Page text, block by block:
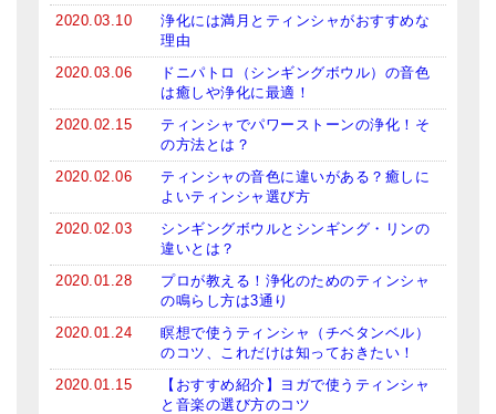
ビギナー講師・養成講座
アマナマナとは
About Us
メールお便り登録
LINEお友だち登録
特商法の表記
2020.03.10
浄化には満月とティンシャがおすすめな
理由
2020.03.06
ドニパトロ（シンギングボウル）の音色
は癒しや浄化に最適！
2020.02.15
ティンシャでパワーストーンの浄化！そ
の方法とは？
2020.02.06
ティンシャの音色に違いがある？癒しに
よいティンシャ選び方
2020.02.03
シンギングボウルとシンギング・リンの
違いとは？
2020.01.28
プロが教える！浄化のためのティンシャ
の鳴らし方は3通り
2020.01.24
瞑想で使うティンシャ（チベタンベル）
のコツ、これだけは知っておきたい！
2020.01.15
【おすすめ紹介】ヨガで使うティンシャ
と音楽の選び方のコツ